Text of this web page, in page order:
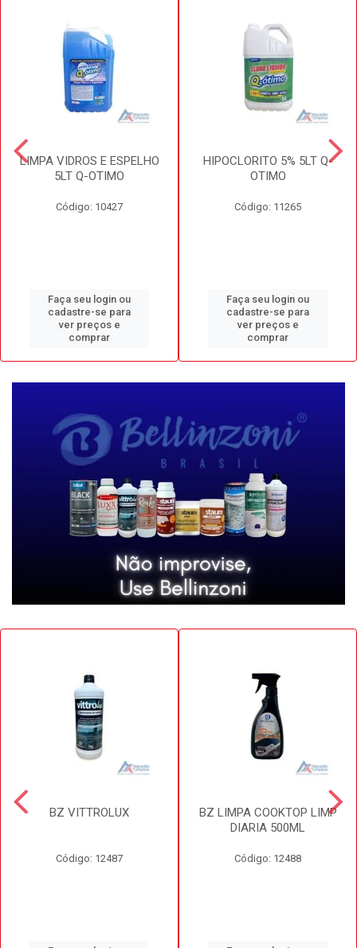
LIMPA VIDROS E ESPELHO
5LT Q-OTIMO
Código: 10427
Faça seu login ou
cadastre-se para
ver preços e
comprar
HIPOCLORITO 5% 5LT Q-
OTIMO
Código: 11265
Faça seu login ou
cadastre-se para
ver preços e
comprar
BZ VITTROLUX
Código: 12487
BZ LIMPA COOKTOP LIMP
DIARIA 500ML
Código: 12488